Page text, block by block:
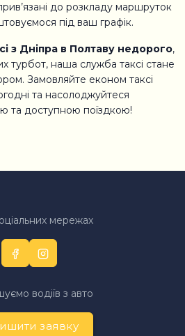
до розкладу маршруток
під ваш графік.
з Дніпра в Полтаву недорого,
турбот, наша служба таксі стане
Замовляйте економ таксі
та насолоджуйтеся
та доступною поїздкою!
мережах
водіїв з авто
заявку